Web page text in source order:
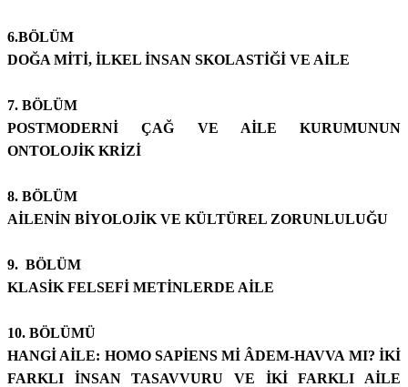
6.BÖLÜM
DOĞA MİTİ, İLKEL İNSAN SKOLASTİĞİ VE AİLE
7. BÖLÜM
POSTMODERNİ ÇAĞ VE AİLE KURUMUNUN
ONTOLOJİK KRİZİ
8. BÖLÜM
AİLENİN BİYOLOJİK VE KÜLTÜREL ZORUNLULUĞU
9. BÖLÜM
KLASİK FELSEFİ METİNLERDE AİLE
10. BÖLÜMÜ
HANGİ AİLE: HOMO SAPİENS Mİ ÂDEM-HAVVA MI? İKİ
FARKLI İNSAN TASAVVURU VE İKİ FARKLI AİLE